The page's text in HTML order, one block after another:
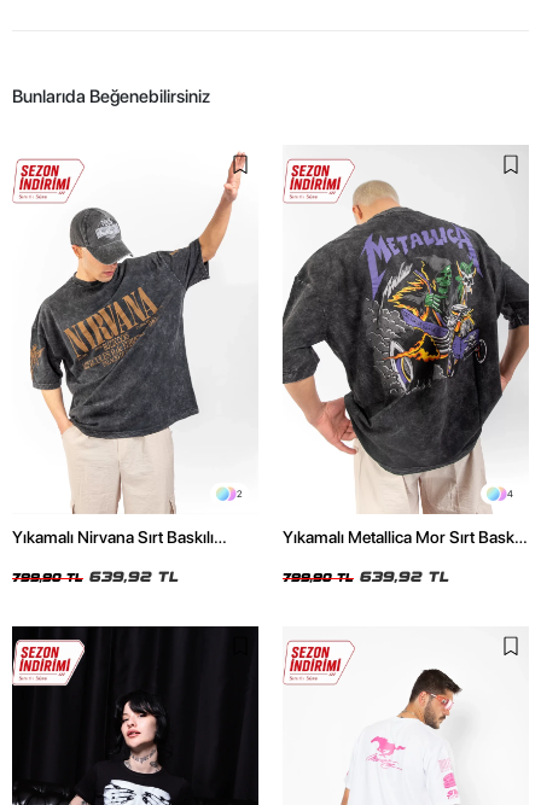
Bunlarıda Beğenebilirsiniz
2
Yıkamalı Nirvana Sırt Baskılı
799,90 TL 639,92 TL
4
Yıkamalı Metallica Mor Sırt Baskılı
799,90 TL 639,92 TL